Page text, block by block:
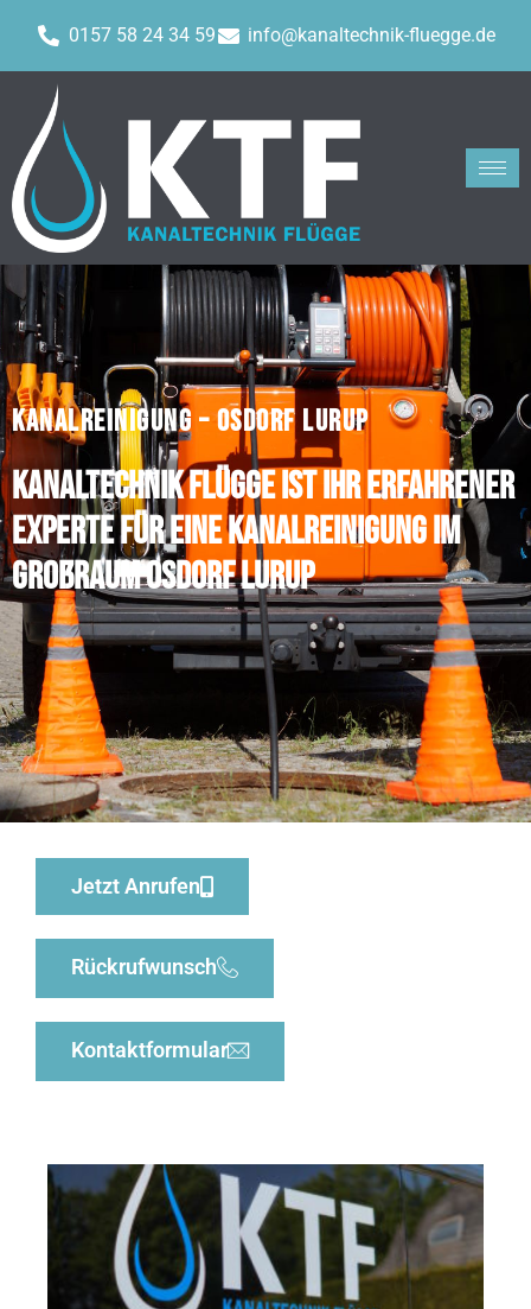
0157 58 24 34 59 info@kanaltechnik-fluegge.de
KANALREINIGUNG – OSDORF LURUP
Kanaltechnik Flügge ist Ihr erfahrener
Experte für eine Kanalreinigung im
Großraum Osdorf Lurup
Jetzt Anrufen
Rückrufwunsch
Kontaktformular